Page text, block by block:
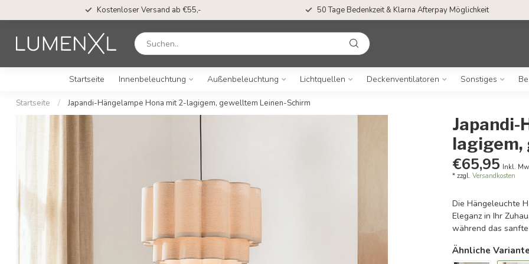
Kostenloser Versand ab €55,- 50 Tage Bedenkzeit & Klarna Afterpay Möglichkeit
Startseite Innenbeleuchtung Außenbeleuchtung Lichtquellen Deckenventilatoren Sonstiges
Startseite / Japandi-Hängelampe Hona mit 2-lagigem, gewelltem Leinen-Schirm
Japandi-
lagigem,
€65,95 Inkl.
* zzgl.Versandkosten
Die Hängeleuchte
Eleganz in Ihr
während das
Ähnliche